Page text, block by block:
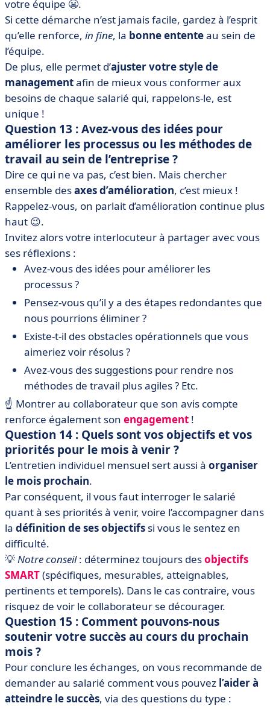
votre équipe 😬.
Si cette démarche n’est jamais facile, gardez à l’esprit
qu’elle renforce, in fine, la bonne ententeau sein de
l’équipe.
De plus, elle permet d’ajuster votre style de
managementafin de mieux vous conformer aux
besoins de chaque salarié qui, rappelons-le, est
unique !
Question 13 : Avez-vous des idées pour
améliorer les processus ou les méthodes de
travail au sein de l’entreprise ?
Dire ce qui ne va pas, c’est bien. Mais chercher
ensemble desaxes d’amélioration, c’est mieux !
Rappelez-vous, on parlait d’amélioration continue plus
haut 😉.
Invitez alors votre interlocuteur à partager avec vous
ses réflexions :
Avez-vous des idées pour améliorer les
processus ?
Pensez-vous qu’il y a des étapes redondantes que
nous pourrions éliminer ?
Existe-t-il des obstacles opérationnels que vous
aimeriez voir résolus ?
Avez-vous des suggestions pour rendre nos
méthodes de travail plus agiles ? Etc.
☝️ Montrer au collaborateur que son avis compte
renforce également son engagement !
Question 14 : Quels sont vos objectifs et vos
priorités pour le mois à venir ?
L’entretien individuel mensuel sert aussi à organiser
le mois prochain.
Par conséquent, il vous faut interroger le salarié
quant à ses priorités à venir, voire l’accompagner dans
la définition de ses objectifs si vous le sentez en
difficulté.
💡Notre conseil: déterminez toujours desobjectifs
SMART(spécifiques, mesurables, atteignables,
pertinents et temporels). Dans le cas contraire, vous
risquez de voir le collaborateur se décourager.
Question 15 : Comment pouvons-nous
soutenir votre succès au cours du prochain
mois ?
Pour conclure les échanges, on vous recommande de
demander au salarié comment vous pouvez l’aider à
atteindre le succès, via des questions du type :